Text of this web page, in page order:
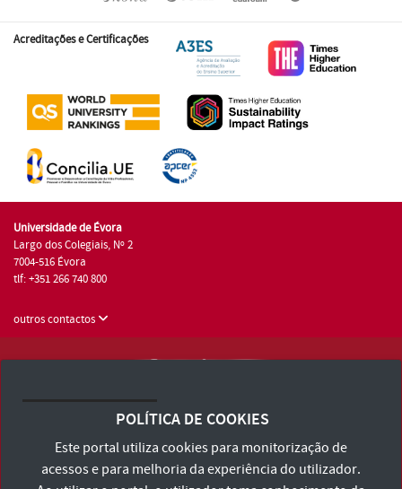
Acreditações e Certificações
Universidade de Évora
Largo dos Colegiais, Nº 2
7004-516 Évora
tlf: +351 266 740 800
outros contactos
Consulte os Termos e Condições e Política de Privacidade
Declaração de Acessibilidade
POLÍTICA DE COOKIES
Este portal utiliza cookies para monitorização de
acessos e para melhoria da experiência do utilizador.